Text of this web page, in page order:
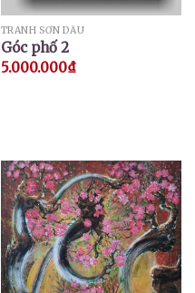
TRANH SƠN DẦU
Góc phố 2
5.000.000₫